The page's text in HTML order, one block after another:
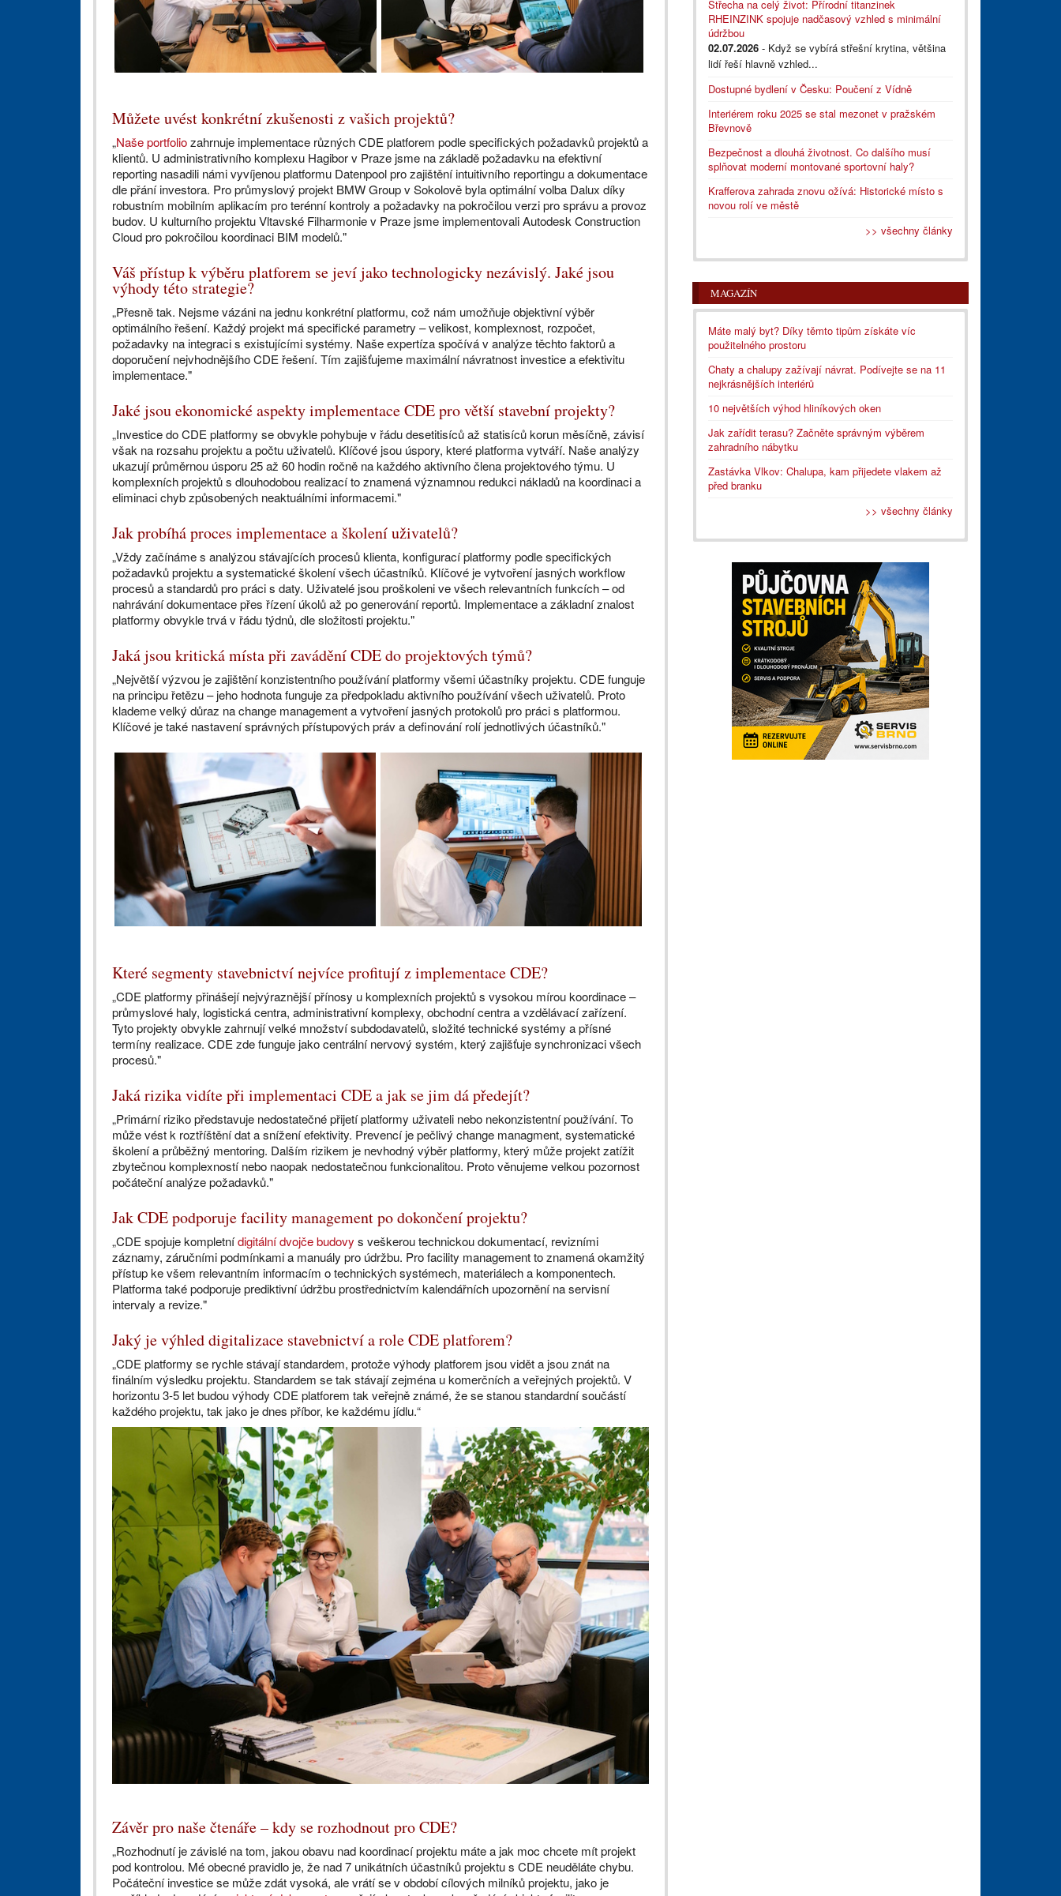
Můžete uvést konkrétní zkušenosti z vašich projektů?
„Naše portfoliozahrnuje implementace různých CDE platforem podle specifických požadavků projektů a
klientů. U administrativního komplexu Hagibor v Praze jsme na základě požadavku na efektivní
reporting nasadili námi vyvíjenou platformu Datenpool pro zajištění intuitivního reportingu a dokumentace
dle přání investora. Pro průmyslový projekt BMW Group v Sokolově byla optimální volba Dalux díky
robustním mobilním aplikacím pro terénní kontroly a požadavky na pokročilou verzi pro správu a provoz
budov. U kulturního projektu Vltavské Filharmonie v Praze jsme implementovali Autodesk Construction
Cloud pro pokročilou koordinaci BIM modelů."
Váš přístup k výběru platforem se jeví jako technologicky nezávislý. Jaké jsou
výhody této strategie?
„Přesně tak. Nejsme vázáni na jednu konkrétní platformu, což nám umožňuje objektivní výběr
optimálního řešení. Každý projekt má specifické parametry – velikost, komplexnost, rozpočet,
požadavky na integraci s existujícími systémy. Naše expertíza spočívá v analýze těchto faktorů a
doporučení nejvhodnějšího CDE řešení. Tím zajišťujeme maximální návratnost investice a efektivitu
implementace."
Jaké jsou ekonomické aspekty implementace CDE pro větší stavební projekty?
„Investice do CDE platformy se obvykle pohybuje v řádu desetitisíců až statisíců korun měsíčně, závisí
však na rozsahu projektu a počtu uživatelů. Klíčové jsou úspory, které platforma vytváří. Naše analýzy
ukazují průměrnou úsporu 25 až 60 hodin ročně na každého aktivního člena projektového týmu. U
komplexních projektů s dlouhodobou realizací to znamená významnou redukci nákladů na koordinaci a
eliminaci chyb způsobených neaktuálními informacemi."
Jak probíhá proces implementace a školení uživatelů?
„Vždy začínáme s analýzou stávajících procesů klienta, konfigurací platformy podle specifických
požadavků projektu a systematické školení všech účastníků. Klíčové je vytvoření jasných workflow
procesů a standardů pro práci s daty. Uživatelé jsou proškoleni ve všech relevantních funkcích – od
nahrávání dokumentace přes řízení úkolů až po generování reportů. Implementace a základní znalost
platformy obvykle trvá v řádu týdnů, dle složitosti projektu."
Jaká jsou kritická místa při zavádění CDE do projektových týmů?
„Největší výzvou je zajištění konzistentního používání platformy všemi účastníky projektu. CDE funguje
na principu řetězu – jeho hodnota funguje za předpokladu aktivního používání všech uživatelů. Proto
klademe velký důraz na change management a vytvoření jasných protokolů pro práci s platformou.
Klíčové je také nastavení správných přístupových práv a definování rolí jednotlivých účastníků."
Které segmenty stavebnictví nejvíce profitují z implementace CDE?
„CDE platformy přinášejí nejvýraznější přínosy u komplexních projektů s vysokou mírou koordinace –
průmyslové haly, logistická centra, administrativní komplexy, obchodní centra a vzdělávací zařízení.
Tyto projekty obvykle zahrnují velké množství subdodavatelů, složité technické systémy a přísné
termíny realizace. CDE zde funguje jako centrální nervový systém, který zajišťuje synchronizaci všech
procesů."
Jaká rizika vidíte při implementaci CDE a jak se jim dá předejít?
„Primární riziko představuje nedostatečné přijetí platformy uživateli nebo nekonzistentní používání. To
může vést k roztříštění dat a snížení efektivity. Prevencí je pečlivý change managment, systematické
školení a průběžný mentoring. Dalším rizikem je nevhodný výběr platformy, který může projekt zatížit
zbytečnou komplexností nebo naopak nedostatečnou funkcionalitou. Proto věnujeme velkou pozornost
počáteční analýze požadavků."
Jak CDE podporuje facility management po dokončení projektu?
„CDE spojuje kompletnídigitální dvojče budovy s veškerou technickou dokumentací, revizními
záznamy, záručními podmínkami a manuály pro údržbu. Pro facility management to znamená okamžitý
přístup ke všem relevantním informacím o technických systémech, materiálech a komponentech.
Platforma také podporuje prediktivní údržbu prostřednictvím kalendářních upozornění na servisní
intervaly a revize."
Jaký je výhled digitalizace stavebnictví a role CDE platforem?
„CDE platformy se rychle stávají standardem, protože výhody platforem jsou vidět a jsou znát na
finálním výsledku projektu. Standardem se tak stávají zejména u komerčních a veřejných projektů. V
horizontu 3-5 let budou výhody CDE platforem tak veřejně známé, že se stanou standardní součástí
každého projektu, tak jako je dnes příbor, ke každému jídlu.“
Závěr pro naše čtenáře – kdy se rozhodnout pro CDE?
„Rozhodnutí je závislé na tom, jakou obavu nad koordinací projektu máte a jak moc chcete mít projekt
pod kontrolou. Mé obecné pravidlo je, že nad 7 unikátních účastníků projektu s CDE neuděláte chybu.
Počáteční investice se může zdát vysoká, ale vrátí se v období cílových milníků projektu, jako je
Střecha na celý život: Přírodní titanzinek
RHEINZINK spojuje nadčasový vzhled s minimální
údržbou
02.07.2026 - Když se vybírá střešní krytina, většina
lidí řeší hlavně vzhled...
Dostupné bydlení v Česku: Poučení z Vídně
Interiérem roku 2025 se stal mezonet v pražském
Břevnově
Bezpečnost a dlouhá životnost. Co dalšího musí
splňovat moderní montované sportovní haly?
Krafferova zahrada znovu ožívá: Historické místo s
novou rolí ve městě
>> všechny články
MAGAZÍN
Máte malý byt? Díky těmto tipům získáte víc
použitelného prostoru
Chaty a chalupy zažívají návrat. Podívejte se na 11
nejkrásnějších interiérů
10 největších výhod hliníkových oken
Jak zařídit terasu? Začněte správným výběrem
zahradního nábytku
Zastávka Vlkov: Chalupa, kam přijedete vlakem až
před branku
>> všechny články